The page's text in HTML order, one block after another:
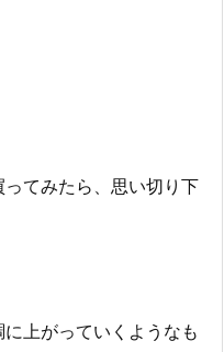
てみたら、思い切り下
上がっていくようなも